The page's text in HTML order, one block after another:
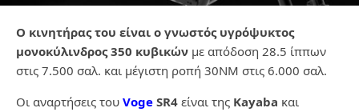
Ο κινητήρας του είναι ο γνωστός υγρόψυκτος
μονοκύλινδρος 350 κυβικών με απόδοση 28.5 ίππων
στις 7.500 σαλ. και μέγιστη ροπή 30ΝΜ στις 6.000 σαλ.
Οι αναρτήσεις του Voge SR4 είναι της Kayaba και